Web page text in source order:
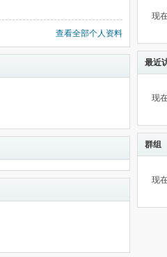
查看全部个人资料
现
最近
现
群组
现